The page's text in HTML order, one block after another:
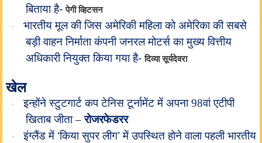
बिताया है-पेगी व्हिटसन
·
भारतीय मूल की जिस अमेरिकी महिला को अमेरिका की सबसे
बड़ी वाहन निर्माता कंपनी जनरल मोटर्स का मुख्य वित्तीय
अधिकारी नियुक्त किया गया है-दिव्या सूर्यदेवरा
खेल
·
इन्होंने स्टुटगार्ट कप टेनिस टूर्नामेंट में अपना 98वां एटीपी
खिताब जीता –रोजरफेडरर
·
इंग्लैंड में ‘किया सुपर लीग’ में उपस्थित होने वाला पहली भारतीय